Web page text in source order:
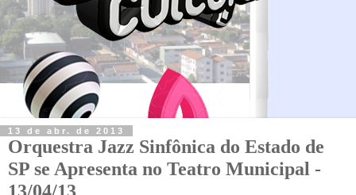
13 de abr. de 2013
Orquestra Jazz Sinfônica do Estado de
SP se Apresenta no Teatro Municipal -
13/04/13